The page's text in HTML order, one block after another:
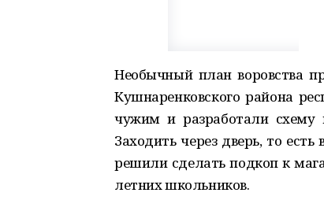
Необычный план воровства
Кушнаренковского района
чужим и разработали схему
Заходить через дверь, то
решили сделать подкоп к
летних школьников.